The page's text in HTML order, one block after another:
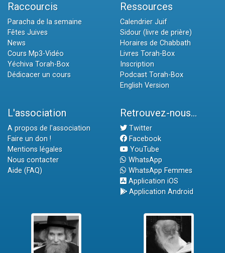
Raccourcis
Paracha de la semaine
Fêtes Juives
News
Cours Mp3-Vidéo
Yéchiva Torah-Box
Dédicacer un cours
Ressources
Calendrier Juif
Sidour (livre de prière)
Horaires de Chabbath
Livres Torah-Box
Inscription
Podcast Torah-Box
English Version
L'association
A propos de l'association
Faire un don !
Mentions légales
Nous contacter
Aide (FAQ)
Retrouvez-nous...
Twitter
Facebook
YouTube
WhatsApp
WhatsApp Femmes
Application iOS
Application Android